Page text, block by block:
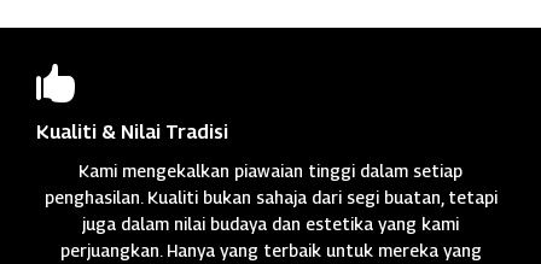

Kualiti & Nilai Tradisi
Kami mengekalkan piawaian tinggi dalam setiap
penghasilan. Kualiti bukan sahaja dari segi buatan, tetapi
juga dalam nilai budaya dan estetika yang kami
perjuangkan. Hanya yang terbaik untuk mereka yang